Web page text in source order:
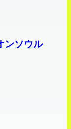
ンソウル